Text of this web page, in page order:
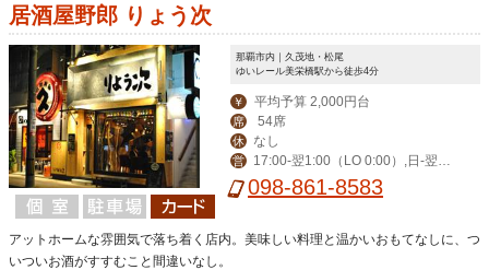
居酒屋野郎 りょう次
那覇市内｜久茂地・松尾
ゆいレール美栄橋駅から徒歩4分
￥ 平均予算 2,000円台
席 54席
休 なし
営
17:00-翌1:00（LO 0:00）,日-翌0:
30（LO 23:30）
098-861-8583
アットホームな雰囲気で落ち着く店内。美味しい料理と温かいおもてなしに、つ
いついお酒がすすむこと間違いなし。